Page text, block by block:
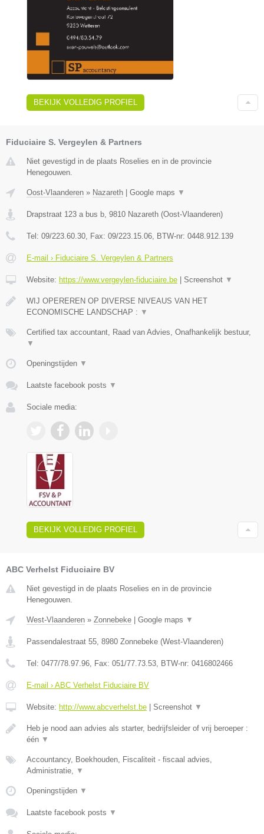
BEKIJK VOLLEDIG PROFIEL
Fiduciaire S. Vergeylen & Partners
Niet gevestigd in de plaats Roselies en in de provincie
Henegouwen.
Oost-Vlaanderen » Nazareth | Google maps ▼
Drapstraat 123 a bus b 9810 Nazareth (Oost-Vlaanderen)
Tel: 09/223.60.30 , Fax: 09/223.15.06 , BTW-nr: 0448.912.139
E-mail › Fiduciaire S. Vergeylen & Partners
Website: https://www.vergeylen-fiduciaire.be | Screenshot ▼
WIJ OPEREREN OP DIVERSE NIVEAUS VAN HET
ECONOMISCHE LANDSCHAP : ▼
Certified tax accountant, Raad van Advies, Onafhankelijk bestuur,
▼
Openingstijden ▼
Laatste facebook posts ▼
Sociale media:
BEKIJK VOLLEDIG PROFIEL
ABC Verhelst Fiduciaire BV
Niet gevestigd in de plaats Roselies en in de provincie
Henegouwen.
West-Vlaanderen » Zonnebeke Google maps ▼
Passendalestraat 55, 8980 Zonnebeke (West-Vlaanderen)
Tel: 0477/78.97.96, Fax: 051/77.73.53, BTW-nr: 0416802466
E-mail › ABC Verhelst Fiduciaire BV
Website: http://www.abcverhelst.be Screenshot ▼
Heb je nood aan advies als starter, bedrijfsleider of vrij beroeper :
één ▼
Accountancy, Boekhouden, Fiscaliteit - fiscaal advies,
Administratie, ▼
Openingstijden ▼
Laatste facebook posts ▼